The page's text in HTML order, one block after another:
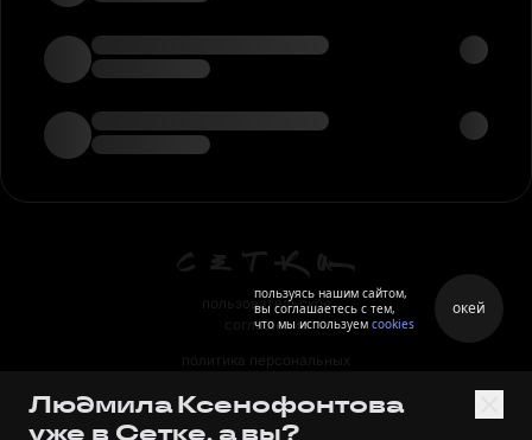
пользовательское
соглашение
политика персональных
правила
Людмила Ксенофонтова
уже в Сетке, а вы?
пользуясь нашим сайтом,
вы соглашаетесь с тем,
что мы используем cookies
окей